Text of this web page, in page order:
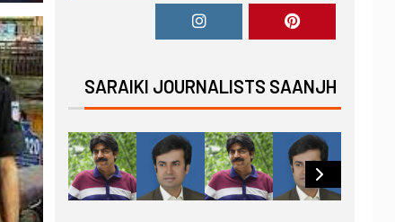
SARAIKI JOURNALISTS SAANJH